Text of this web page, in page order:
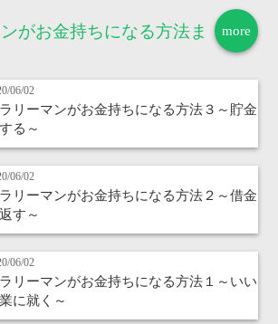
more
がお金持ちになる方法ま
06/02
リーマンがお金持ちになる方法３～貯金
る～
06/02
リーマンがお金持ちになる方法２～借金
す～
06/02
リーマンがお金持ちになる方法１～いい
に就く～